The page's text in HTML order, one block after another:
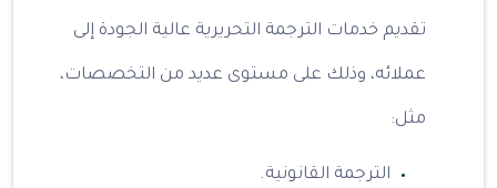
تقديم خدمات الترجمة التحريرية عالية الجودة إلى
عملائه، وذلك على مستوى عديد من التخصصات،
مثل:
الترجمة القانونية.